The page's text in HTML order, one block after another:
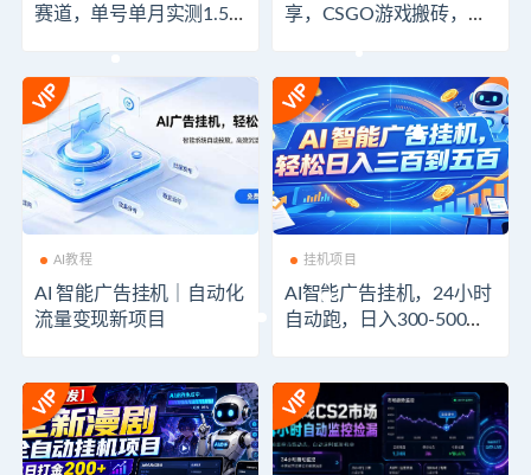
赛道，单号单月实测1.5w
享，CSGO游戏搬砖，小
AI教程
AI 智能广告挂机｜自动化
流量变现新项目
挂机项目
AI智能广告挂机，24小时
自动跑，日入300-500，